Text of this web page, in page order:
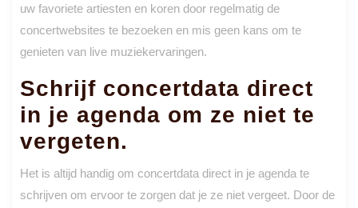
uw favoriete artiesten en koren door regelmatig de
concertwebsites te bezoeken en mis geen kans om te
genieten van live muziekervaringen.
Schrijf concertdata direct
in je agenda om ze niet te
vergeten.
Het is altijd handig om concertdata direct in je agenda te
schrijven om ervoor te zorgen dat je ze niet vergeet. Door de